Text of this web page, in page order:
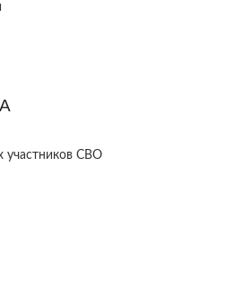
участников СВО